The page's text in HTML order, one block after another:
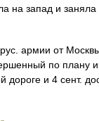
на запад и
армии от
по плану
дороге и 4 сент.